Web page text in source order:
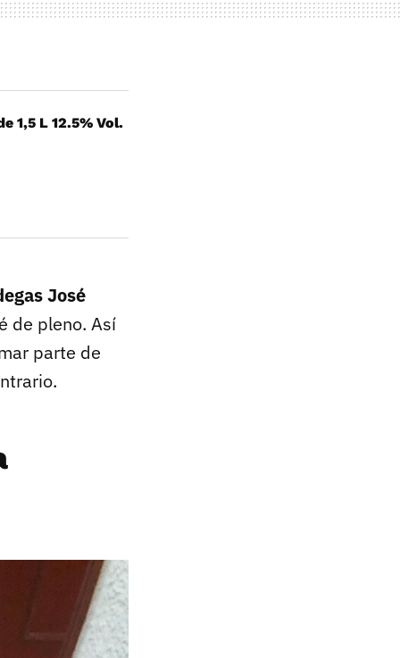
1,5 L 12.5% Vol.
José
de pleno. Así
parte de